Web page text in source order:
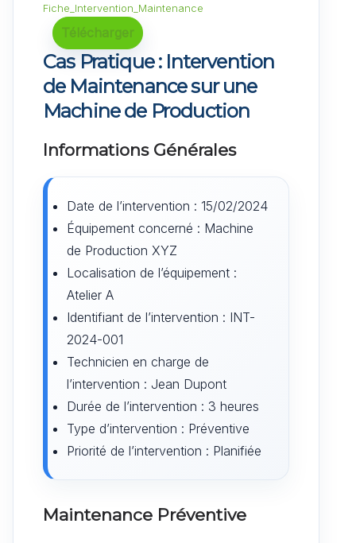
Fiche_Intervention_Maintenance
Télécharger
Cas Pratique : Intervention
de Maintenance sur une
Machine de Production
Informations Générales
Date de l’intervention : 15/02/2024
Équipement concerné : Machine
de Production XYZ
Localisation de l’équipement :
Atelier A
Identifiant de l’intervention : INT-
2024-001
Technicien en charge de
l’intervention : Jean Dupont
Durée de l’intervention : 3 heures
Type d’intervention : Préventive
Priorité de l’intervention : Planifiée
Maintenance Préventive